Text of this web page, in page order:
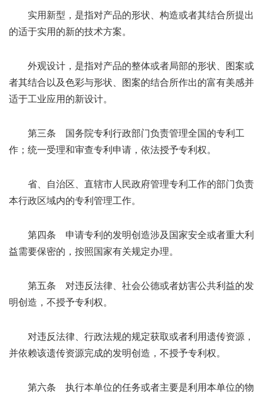
实用新型，是指对产品的形状、构造或者其结合所提出
的适于实用的新的技术方案。
外观设计，是指对产品的整体或者局部的形状、图案或
者其结合以及色彩与形状、图案的结合所作出的富有美感并
适于工业应用的新设计。
第三条 国务院专利行政部门负责管理全国的专利工
作；统一受理和审查专利申请，依法授予专利权。
省、自治区、直辖市人民政府管理专利工作的部门负责
本行政区域内的专利管理工作。
第四条 申请专利的发明创造涉及国家安全或者重大利
益需要保密的，按照国家有关规定办理。
第五条 对违反法律、社会公德或者妨害公共利益的发
明创造，不授予专利权。
对违反法律、行政法规的规定获取或者利用遗传资源，
并依赖该遗传资源完成的发明创造，不授予专利权。
第六条 执行本单位的任务或者主要是利用本单位的物